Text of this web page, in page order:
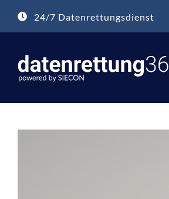
Inhalt
24/7 Datenrettungsdienst